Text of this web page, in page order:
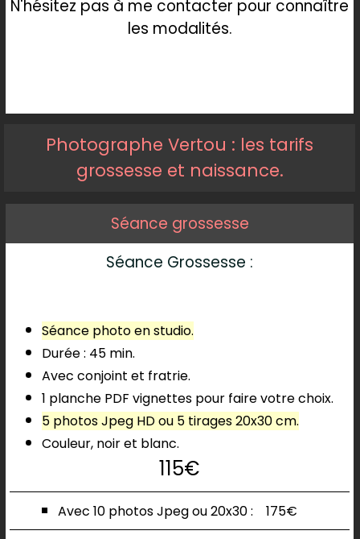
N'hésitez pas à me contacter pour connaître
les modalités.
Photographe Vertou : les tarifs
grossesse et naissance.
Séance grossesse
Séance Grossesse :
Séance photo en studio.
Durée : 45 min.
Avec conjoint et fratrie.
1 planche PDF vignettes pour faire votre choix.
5 photos Jpeg HD ou 5 tirages 20x30 cm.
Couleur, noir et blanc.
115€
Avec 10 photosJpeg ou 20x30 : 175€